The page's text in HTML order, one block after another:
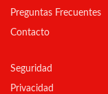
Preguntas Frecuentes
Contacto
Seguridad
Privacidad